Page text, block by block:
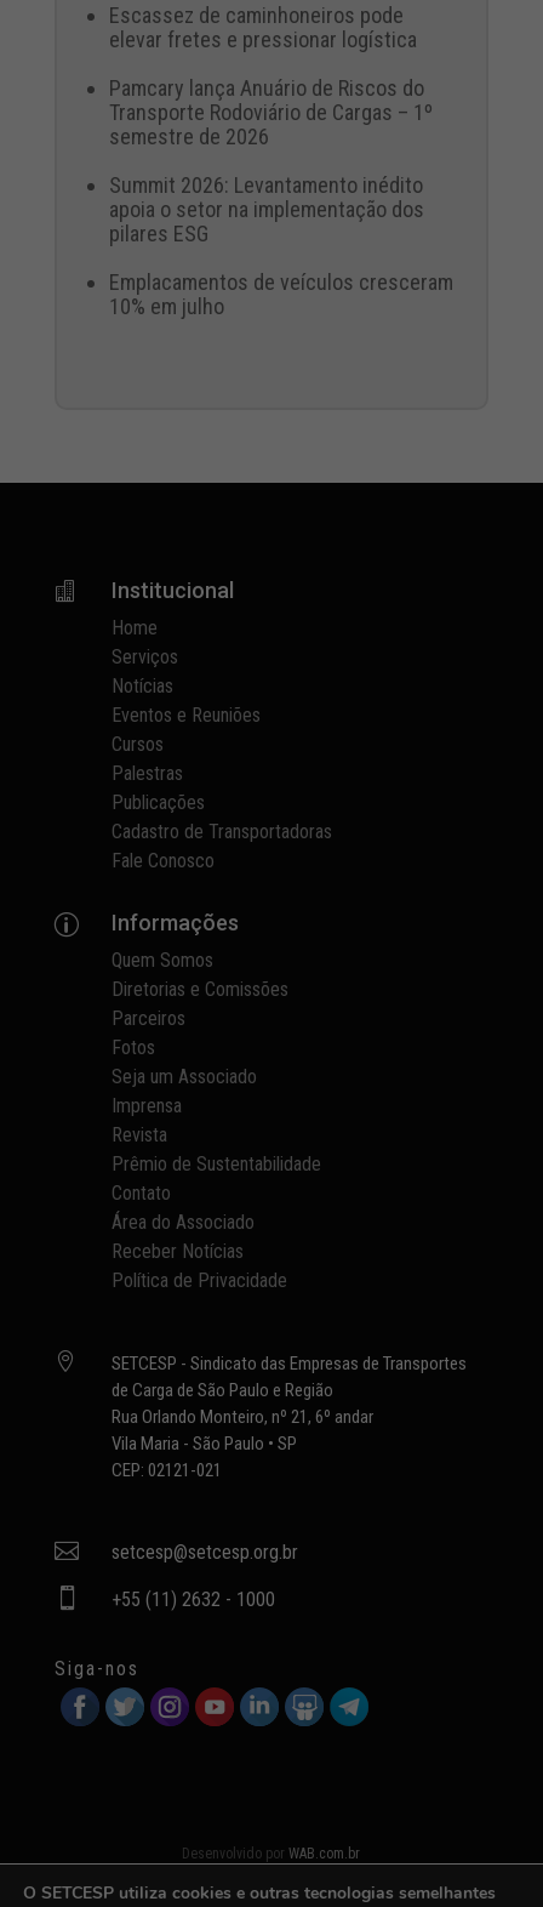
Escassez de caminhoneiros pode
elevar fretes e pressionar logística
Pamcary lança Anuário de Riscos do
Transporte Rodoviário de Cargas – 1º
semestre de 2026
Summit 2026: Levantamento inédito
apoia o setor na implementação dos
pilares ESG
Emplacamentos de veículos cresceram
10% em julho
 Institucional
Home
Serviços
Notícias
Eventos e Reuniões
Cursos
Palestras
Publicações
Cadastro de Transportadoras
Fale Conosco
p Informações
Quem Somos
Diretorias e Comissões
Parceiros
Fotos
Seja um Associado
Imprensa
Revista
Prêmio de Sustentabilidade
Contato
Área do Associado
Receber Notícias
Política de Privacidade

SETCESP - Sindicato das Empresas de Transportes
de Carga de São Paulo e Região
Rua Orlando Monteiro, nº 21, 6º andar
Vila Maria - São Paulo • SP
CEP: 02121-021
 setcesp@setcesp.org.br
 +55 (11) 2632 - 1000
Siga-nos
Desenvolvido porWAB.com.br
O SETCESP utiliza cookies e outras tecnologias semelhantes